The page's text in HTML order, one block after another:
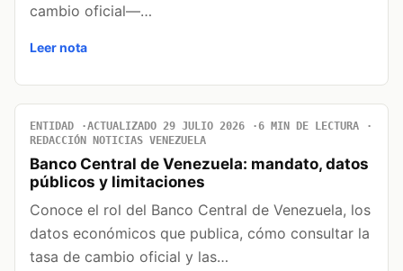
cambio oficial—…
Leer nota
ENTIDAD ACTUALIZADO 29 JULIO 2026
6 MIN DE LECTURA
REDACCIÓN NOTICIAS VENEZUELA
Banco Central de Venezuela: mandato, datos
públicos y limitaciones
Conoce el rol del Banco Central de Venezuela, los
datos económicos que publica, cómo consultar la
tasa de cambio oficial y las…